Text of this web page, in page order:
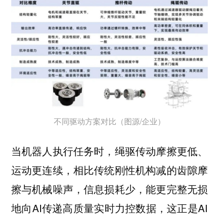
不同驱动方案对比（图源/企业）
当机器人执行任务时，绳驱传动摩擦更低、
运动更连续，相比传统刚性机构减的齿隙摩
擦与机械噪声，信息损耗少，能更完整无损
地向AI传递高质量实时力控数据，这正是AI